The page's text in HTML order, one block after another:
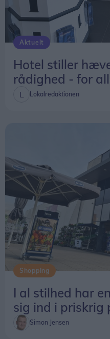
-Alle vores frivillige -
centret - gør en stor
beboerne af
siger hun.
Frugthaven giver
for at komme ud på
arrangementer og
Arbejdsgruppen mødes
blomst. Om vinteren
projekter, så de fortsat
- Vi bliver altid enige
sommer og vinter. Det
om, men det er jo nok
her lige så meget for
Henning Nielsen.
Aktuelt
Hotel stiller
rådighed - for
Lokalredaktionen
Shopping
I al stilhed har
sig ind i priskrig
Simon Jensen